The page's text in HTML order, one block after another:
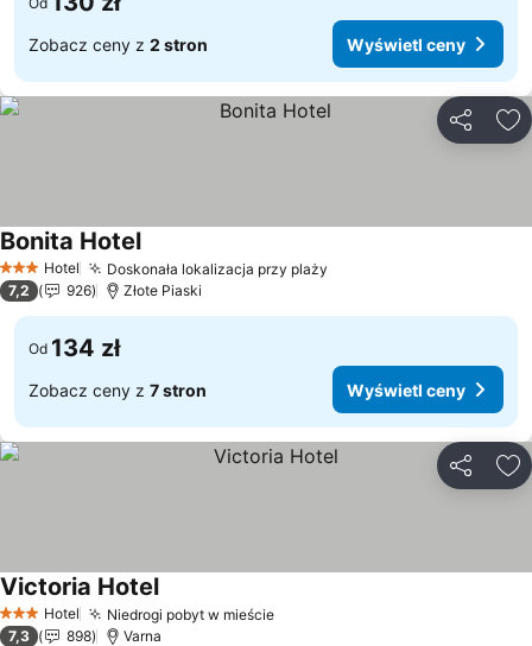
Zobacz ceny z 2 stron Wyświetl ceny
3 Kategoria
Hotel Doskonała lokalizacja przy plaży
Bonita HotelWyświetl ceny
7,2 926 Złote Piaski
Od 134 zł
Zobacz ceny z 7 stron Wyświetl ceny
3 Kategoria
Hotel Niedrogi pobyt w mieścieWyświetl ceny
Victoria HotelWyświetl ceny
7,3 898 Varna